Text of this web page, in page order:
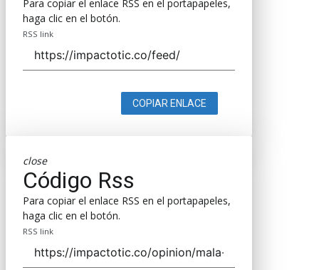
Para copiar el enlace RSS en el portapapeles,
haga clic en el botón.
RSS link
COPIAR ENLACE
close
Código Rss
Para copiar el enlace RSS en el portapapeles,
haga clic en el botón.
RSS link